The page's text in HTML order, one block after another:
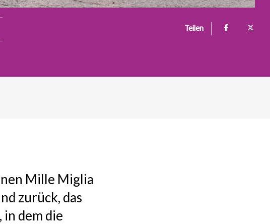
Teilen
Mille Miglia
zurück, das
dem die